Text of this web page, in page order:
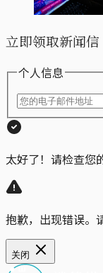
立即领取新闻信
个人信息
太好了！请检查您
抱歉，出现错误。
关闭